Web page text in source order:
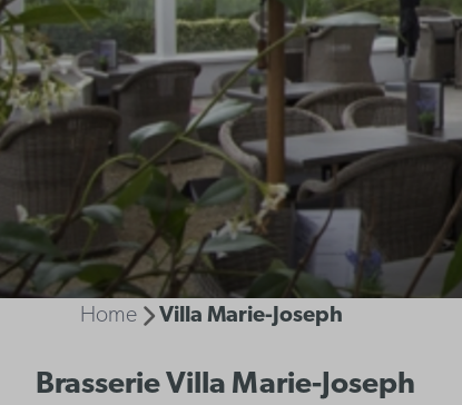
Home Villa Marie-Joseph
Brasserie Villa Marie-Joseph